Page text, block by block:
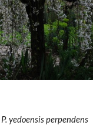
P. yedoensis perpendens